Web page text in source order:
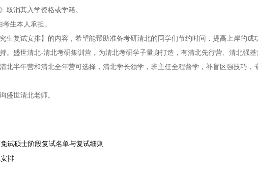
取消其入学资格或学籍。
生本人承担。
生复试安排】的内容，希望能帮助准备考研清北的同学们节约时间，提高上岸的成
。盛世清北-清北考研集训营，为清北考研学子量身打造，有清北先行营、清北强基
北半年营和清北全年营可选择，清北学长领学，班主任全程督学，补盲区强技巧，
盛世清北老师。
试硕士阶段复试名单与复试细则
排